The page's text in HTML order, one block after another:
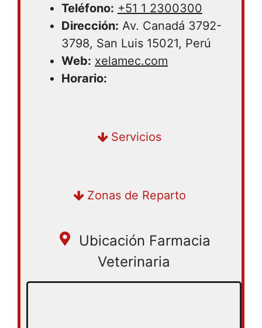
Teléfono: +51 1 2300300
Dirección: Av. Canadá 3792-
3798, San Luis 15021, Perú
Web: xelamec.com
Horario:
Compra en tienda | Delivery
Servicios
Zonas de Reparto
Ubicación Farmacia
Veterinaria